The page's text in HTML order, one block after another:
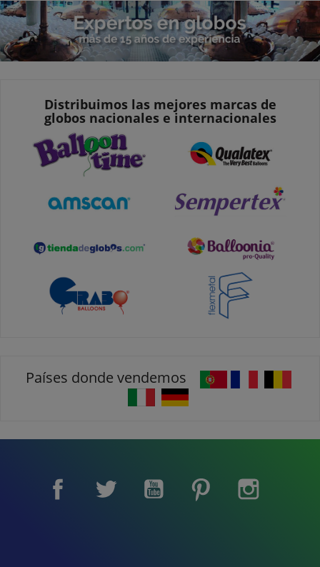
Distribuimos las mejores marcas de
globos nacionales e internacionales
Países donde vendemos
Facebook Twitter YouTube Pinterest